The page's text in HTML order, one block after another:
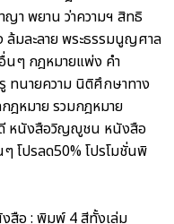
ญา พยาน ว่าความฯ สิทธิ
ล้มละลาย พระธรรมนูญศาล
นๆ กฎหมายแพ่ง คำ
ทนายความ นิติศึกษาทาง
ฎหมาย รวมกฎหมาย
หนังสือวิญญูชน หนังสือ
ๆโปรลด50%โปรโมชั่นพิ
สือ : พิมพ์ 4 สีทั้งเล่ม